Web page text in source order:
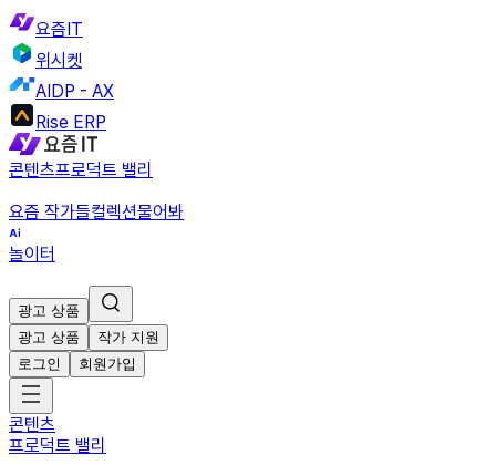
요즘IT
위시켓
AIDP - AX
Rise ERP
콘텐츠프로덕트 밸리
요즘 작가들컬렉션물어봐
놀이터
광고 상품
광고 상품
작가 지원
로그인
회원가입
콘텐츠
프로덕트 밸리